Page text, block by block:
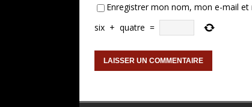
Enregistrer mon nom, mon e-mail
six + quatre =